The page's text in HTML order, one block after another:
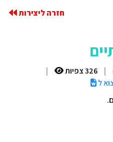
חזרה ליצירות
| 326 צפיות
|
ל